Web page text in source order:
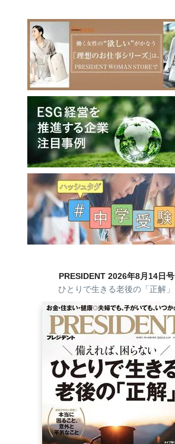
PRESIDENT 2026年8月14日号
ひとりで生きる老後の「正解」